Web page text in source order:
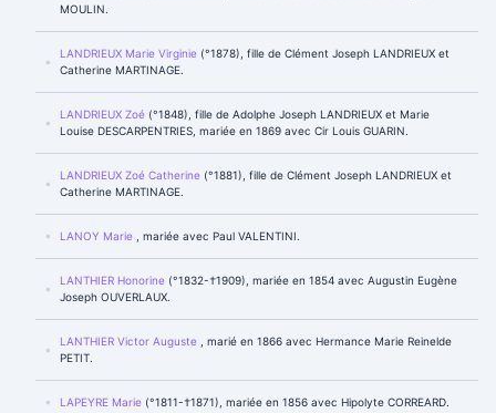
MOULIN.
LANDRIEUX Marie Virginie (°1878), fille de Clément Joseph LANDRIEUX et
Catherine MARTINAGE.
LANDRIEUX Zoé (°1848), fille de Adolphe Joseph LANDRIEUX et Marie
Louise DESCARPENTRIES, mariée en 1869 avec Cir Louis GUARIN.
LANDRIEUX Zoé Catherine (°1881), fille de Clément Joseph LANDRIEUX et
Catherine MARTINAGE.
LANOY Marie , mariée avec Paul VALENTINI.
LANTHIER Honorine (°1832-†1909), mariée en 1854 avec Augustin Eugène
Joseph OUVERLAUX.
LANTHIER Victor Auguste
, marié en 1866 avec Hermance Marie Reinelde
PETIT.
LAPEYRE Marie (°1811-†1871), mariée en 1856 avec Hipolyte CORREARD.